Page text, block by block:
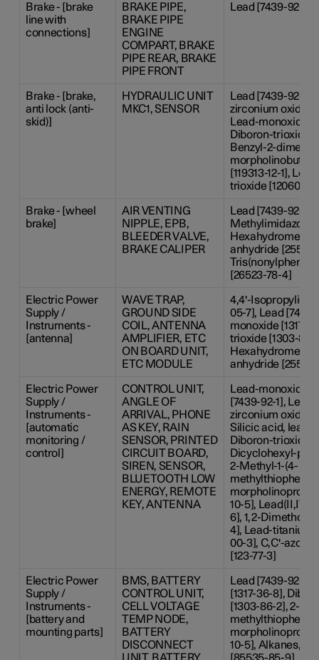
Brake - [brake
line with
connections]
BRAKE PIPE,
BRAKE PIPE
ENGINE
COMPART, BRAKE
PIPE REAR, BRAKE
PIPE FRONT
Lead [7439-92-1]
Brake - [brake,
anti lock (anti-
skid)]
HYDRAULIC UNIT
MKC1, SENSOR
Lead [7439-92-1],
zirconium oxide
Lead-monoxide
Diboron-trioxide
Benzyl-2-
[119313-12-1],
trioxide [12060-
Brake - [wheel
brake]
AIR VENTING
NIPPLE, EPB,
BLEEDER VALVE,
BRAKE CALIPER
Lead [7439-92-1],
Methylimidazole
anhydride
[26523-78-4]
Electric Power
Supply /
Instruments -
[antenna]
WAVE TRAP,
GROUND SIDE
COIL, ANTENNA
AMPLIFIER, ETC
ON BOARD UNIT,
ETC MODULE
4,4'-
05-7], Lead [7439-
monoxide [1317-
trioxide [1303-86-
anhydride
Electric Power
Supply /
Instruments -
[automatic
monitoring /
control]
CONTROL UNIT,
ANGLE OF
ARRIVAL, PHONE
AS KEY, RAIN
SENSOR, PRINTED
CIRCUIT BOARD,
SIREN, SENSOR,
BLUETOOTH LOW
ENERGY, REMOTE
KEY, ANTENNA
Lead-monoxide
[7439-92-1], Lead
zirconium oxide
Silicic acid, lead
Diboron-trioxide
Dicyclohexyl-
2-Methyl-1-(4-
10-5], Lead(II,IV)-
6], 1,2-
4], Lead-
00-3], C,C'-
[123-77-3]
Electric Power
Supply /
Instruments -
[battery and
mounting parts]
BMS, BATTERY
CONTROL UNIT,
CELL VOLTAGE
TEMP NODE,
BATTERY
DISCONNECT
UNIT, BATTERY
Lead [7439-92-
[1317-36-8],
[1303-86-2], 2-
10-5], Alkanes,
[85535-85-9],